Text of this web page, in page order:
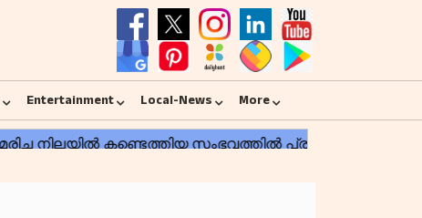
Entertainment Local-News More